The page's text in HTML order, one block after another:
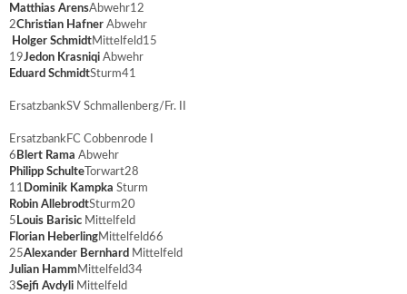
Matthias ArensAbwehr12
2Christian Hafner Abwehr
Holger SchmidtMittelfeld15
19Jedon Krasniqi Abwehr
Eduard SchmidtSturm41
ErsatzbankSV Schmallenberg/Fr. II
ErsatzbankFC Cobbenrode I
6 Blert Rama Abwehr
Philipp Schulte Torwart28
11 Dominik Kampka Sturm
Robin AllebrodtSturm20
5 Louis Barisic Mittelfeld
Florian HeberlingMittelfeld66
25Alexander Bernhard Mittelfeld
Julian HammMittelfeld34
3Sejfi Avdyli Mittelfeld